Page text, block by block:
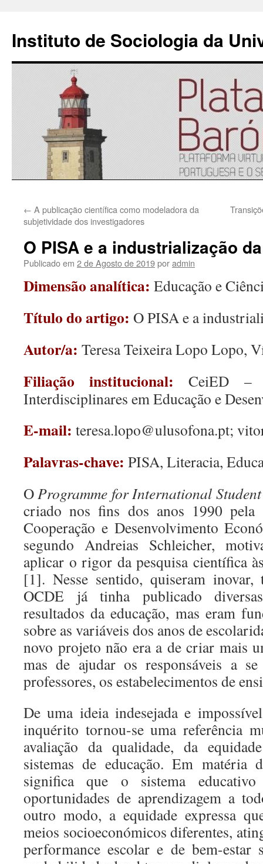
Instituto de Sociologia da
para
conteúdo
← A publicação científica como modeladora da
subjetividade dos investigadores
O PISA e a industrialização
Publicado em 2 de Agosto de 2019poradmin
Dimensão analítica: Educação e
Título do artigo: O PISA e a
Autor/a: Teresa Teixeira Lopo Lopo,
Filiação institucional: CeiED –
Interdisciplinares em Educação e
E-mail: teresa.lopo@ulusofona.pt;
Palavras-chave: PISA, Literacia,
OProgramme for International Student
criado nos fins dos anos 1990 pela
Cooperação e Desenvolvimento
segundo Andreias Schleicher,
aplicar o rigor da pesquisa científica
[1]. Nesse sentido, quiseram
OCDE já tinha publicado
resultados da educação, mas eram
sobre as variáveis dos anos de
novo projeto não era a de criar mais
mas de ajudar os responsáveis a
professores, os estabelecimentos de
De uma ideia indesejada e
inquérito tornou-se uma referência
avaliação da qualidade, da
sistemas de educação. Em matéria
significa que o sistema
oportunidades de aprendizagem a
outro modo, a equidade expressa
meios socioeconómicos diferentes,
performance escolar e de bem-estar